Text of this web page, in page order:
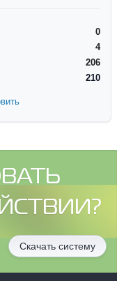
0
4
206
210
Скачать систему